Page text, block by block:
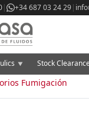
| +34 687 03 24 29|
▼ Stock
Fumigación